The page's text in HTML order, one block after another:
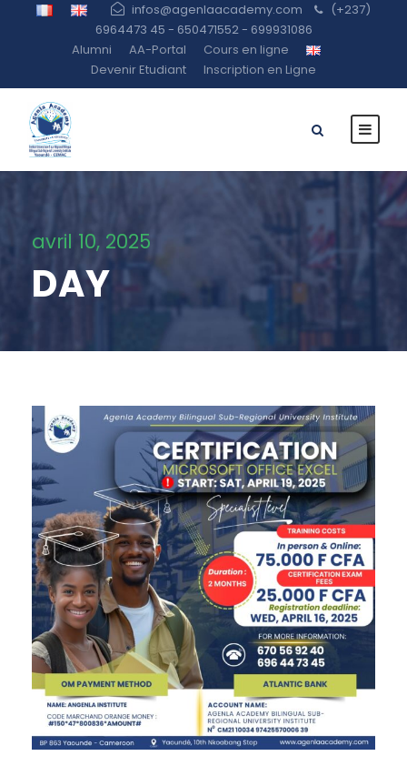
infos@agenlaacademy.com
(+237)
6964473 45 - 650471552 - 699931086
Alumni
AA-Portal
Cours en ligne
Devenir Etudiant
Inscription en Ligne
avril 10, 2025
DAY